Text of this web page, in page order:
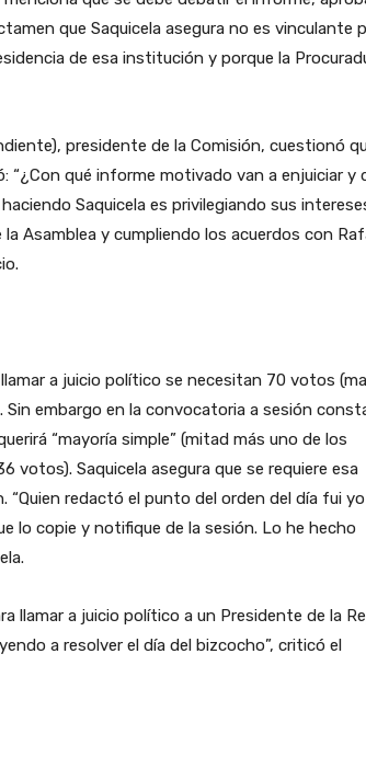
que Saquicela asegura no es vinculante
de esa institución y porque la
presidente de la Comisión, cuestionó
qué informe motivado van a enjuiciar y
Saquicela es privilegiando sus
Asamblea y cumpliendo los acuerdos con
a juicio político se necesitan 70 votos
embargo en la convocatoria a sesión
“mayoría simple” (mitad más uno de los
votos). Saquicela asegura que se requiere esa
redactó el punto del orden del día fui yo
lo copie y notifique de la sesión. Lo he hecho
llamar a juicio político a un Presidente de la
a resolver el día del bizcocho”, criticó el